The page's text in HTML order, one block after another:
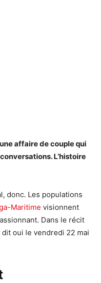
affaire de couple qui
L’histoire
donc. Les populations
Maritime visionnent
Dans le récit
oui le vendredi 22 mai